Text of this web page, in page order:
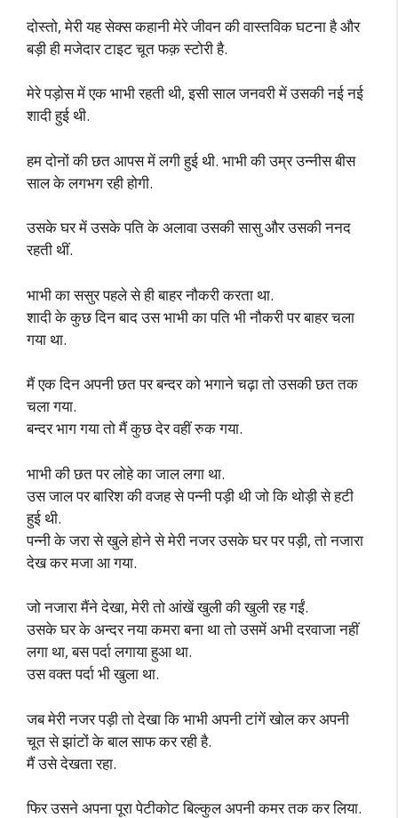
दोस्तो, मेरी यह सेक्स कहानी मेरे जीवन की वास्तविक घटना है और
बड़ी ही मजेदार टाइट चूत फक़ स्टोरी है.
मेरे पड़ोस में एक भाभी रहती थी, इसी साल जनवरी में उसकी नई नई
शादी हुई थी.
हम दोनों की छत आपस में लगी हुई थी. भाभी की उम्र उन्नीस बीस
साल के लगभग रही होगी.
उसके घर में उसके पति के अलावा उसकी सासु और उसकी ननद
रहती थीं.
भाभी का ससुर पहले से ही बाहर नौकरी करता था.
शादी के कुछ दिन बाद उस भाभी का पति भी नौकरी पर बाहर चला
गया था.
मैं एक दिन अपनी छत पर बन्दर को भगाने चढ़ा तो उसकी छत तक
चला गया.
बन्दर भाग गया तो मैं कुछ देर वहीं रुक गया.
भाभी की छत पर लोहे का जाल लगा था.
उस जाल पर बारिश की वजह से पन्नी पड़ी थी जो कि थोड़ी से हटी
हुई थी.
पन्नी के जरा से खुले होने से मेरी नजर उसके घर पर पड़ी, तो नजारा
देख कर मजा आ गया.
जो नजारा मैंने देखा, मेरी तो आंखें खुली की खुली रह गईं.
उसके घर के अन्दर नया कमरा बना था तो उसमें अभी दरवाजा नहीं
लगा था, बस पर्दा लगाया हुआ था.
उस वक्त पर्दा भी खुला था.
जब मेरी नजर पड़ी तो देखा कि भाभी अपनी टांगें खोल कर अपनी
चूत से झांटों के बाल साफ कर रही है.
मैं उसे देखता रहा.
फिर उसने अपना पूरा पेटीकोट बिल्कुल अपनी कमर तक कर लिया.